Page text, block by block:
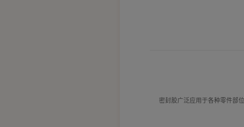
密封胶广泛应用于各种零件部位